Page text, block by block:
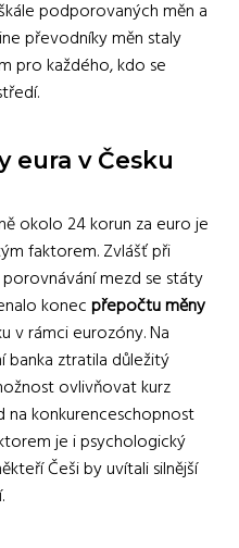
podporovaných měn a
převodníky měn staly
pro každého, kdo se
eura v Česku
okolo 24 korun za euro je
faktorem. Zvlášť při
mezd se státy
konecpřepočtu měny
v rámci eurozóny. Na
banka ztratila důležitý
ovlivňovat kurz
konkurenceschopnost
je i psychologický
Češi by uvítali silnější